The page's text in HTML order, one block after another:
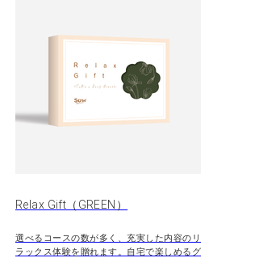
Relax Gift（GREEN）
選べるコースの数が多く、充実した内容のリ
ラックス体験を贈れます。自宅で楽しめるグ